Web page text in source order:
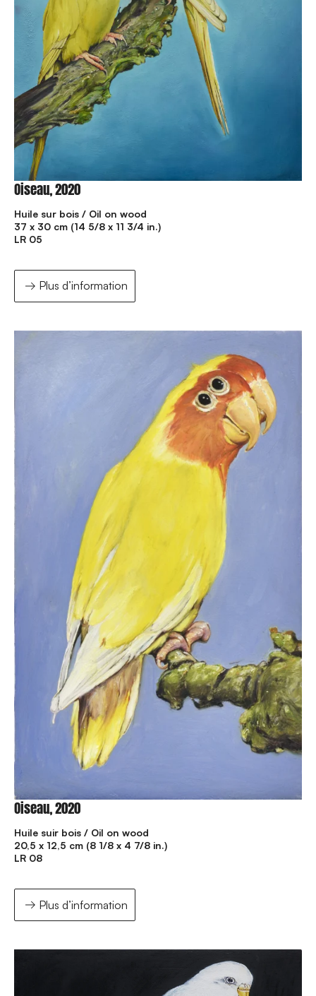
Oiseau, 2020
Huile sur bois / Oil on wood
37 x 30 cm (14 5/8 x 11 3/4 in.)
LR 05
Plus d’information
Oiseau, 2020
Huile suir bois / Oil on wood
20,5 x 12,5 cm (8 1/8 x 4 7/8 in.)
LR 08
Plus d’information